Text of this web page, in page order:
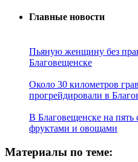
Главные новости
Пьяную женщину без
Благовещенске
Около 30 километров
прогрейдировали в
В Благовещенске на пять
фруктами и овощами
Материалы по теме: